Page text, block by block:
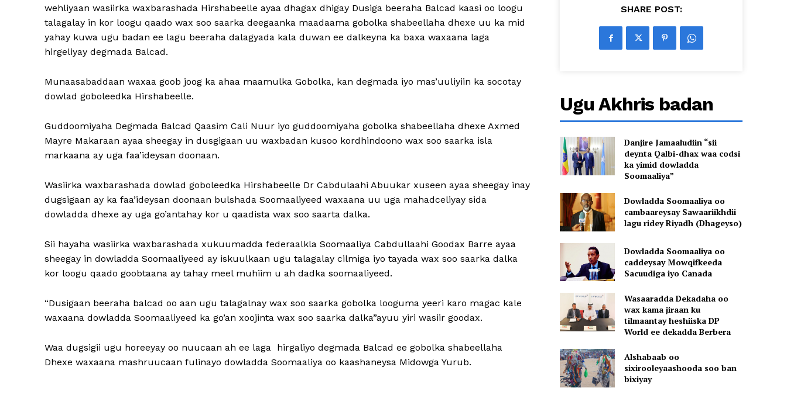
wehliyaan wasiirka waxbarashada Hirshabeelle ayaa dhagax dhigay Dusiga beeraha Balcad kaasi oo loogu
talagalay in kor loogu qaado wax soo saarka deegaanka maadaama gobolka shabeellaha dhexe uu ka mid
yahay kuwa ugu badan ee lagu beeraha dalagyada kala duwan ee dalkeyna ka baxa waxaana laga
hirgeliyay degmada Balcad.
Munaasabaddaan waxaa goob joog ka ahaa maamulka Gobolka, kan degmada iyo mas’uuliyiin ka socotay
dowlad goboleedka Hirshabeelle.
Guddoomiyaha Degmada Balcad Qaasim Cali Nuur iyo guddoomiyaha gobolka shabeellaha dhexe Axmed
Mayre Makaraan ayaa sheegay in dusgigaan uu waxbadan kusoo kordhindoono wax soo saarka isla
markaana ay uga faa’ideysan doonaan.
Wasiirka waxbarashada dowlad goboleedka Hirshabeelle Dr Cabdulaahi Abuukar xuseen ayaa sheegay inay
dugsigaan ay ka faa’ideysan doonaan bulshada Soomaaliyeed waxaana uu uga mahadceliyay sida
dowladda dhexe ay uga go’antahay kor u qaadista wax soo saarta dalka.
Sii hayaha wasiirka waxbarashada xukuumadda federaalkla Soomaaliya Cabdullaahi Goodax Barre ayaa
sheegay in dowladda Soomaaliyeed ay iskuulkaan ugu talagalay cilmiga iyo tayada wax soo saarka dalka
kor loogu qaado goobtaana ay tahay meel muhiim u ah dadka soomaaliyeed.
“Dusigaan beeraha balcad oo aan ugu talagalnay wax soo saarka gobolka looguma yeeri karo magac kale
waxaana dowladda Soomaaliyeed ka go’an xoojinta wax soo saarka dalka”ayuu yiri wasiir goodax.
Waa dugsigii ugu horeeyay oo nuucaan ah ee laga hirgaliyo degmada Balcad ee gobolka shabeellaha
Dhexe waxaana mashruucaan fulinayo dowladda Soomaaliya oo kaashaneysa Midowga Yurub.
SHARE POST:
Ugu Akhris badan
Danjire Jamaaludiin “sii
deynta Qalbi-dhax waa codsi
ka yimid dowladda
Soomaaliya”
Dowladda Soomaaliya oo
cambaareysay Sawaariikhdii
lagu ridey Riyadh (Dhageyso)
Dowladda Soomaaliya oo
caddeysay Mowqifkeeda
Sacuudiga iyo Canada
Wasaaradda Dekadaha oo
wax kama jiraan ku
tilmaantay heshiiska DP
World ee dekadda Berbera
Alshabaab oo
sixirooleyaashooda soo ban
bixiyay